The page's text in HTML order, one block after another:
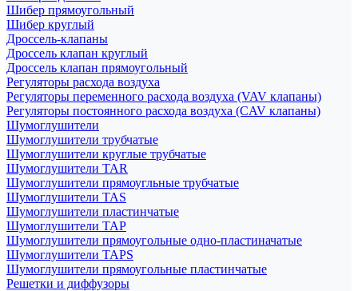
Шибер прямоугольный
Шибер круглый
Дроссель-клапаны
Дроссель клапан круглый
Дроссель клапан прямоугольный
Регуляторы расхода воздуха
Регуляторы переменного расхода воздуха (VAV клапаны)
Регуляторы постоянного расхода воздуха (CAV клапаны)
Шумоглушители
Шумоглушители трубчатые
Шумоглушители круглые трубчатые
Шумоглушители TAR
Шумоглушители прямоугльные трубчатые
Шумоглушители TAS
Шумоглушители пластинчатые
Шумоглушители TAP
Шумоглушители прямоугольные одно-пластиначатые
Шумоглушители TAPS
Шумоглушители прямоугольные пластинчатые
Решетки и диффузоры